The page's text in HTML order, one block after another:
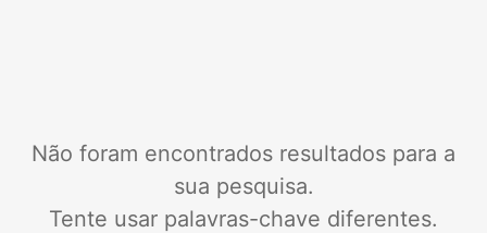
Não foram encontrados resultados para a
sua pesquisa.
Tente usar palavras-chave diferentes.